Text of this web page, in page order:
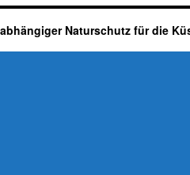
Naturschutz für die